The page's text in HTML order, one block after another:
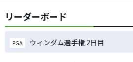
リーダーボード
PGA ウィンダム選手権 2日目